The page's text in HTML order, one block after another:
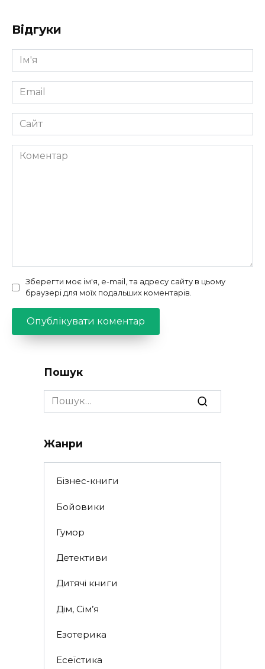
Відгуки
Ім'я
*
Email
*
Сайт
Коментар
Зберегти моє ім'я, e-mail, та адресу сайту в цьому
браузері для моїх подальших коментарів.
Пошук
Search
for:
Жанри
Бізнес-книги
Бойовики
Гумор
Детективи
Дитячі книги
Дім, Сім’я
Езотерика
Есеїстика